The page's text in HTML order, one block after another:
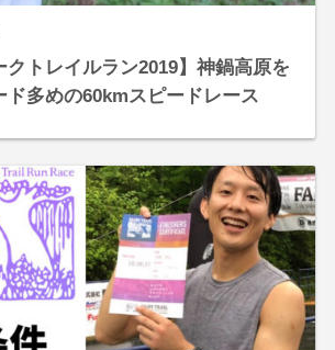
クトレイルラン2019】神鍋高原を
ド多めの60kmスピードレース